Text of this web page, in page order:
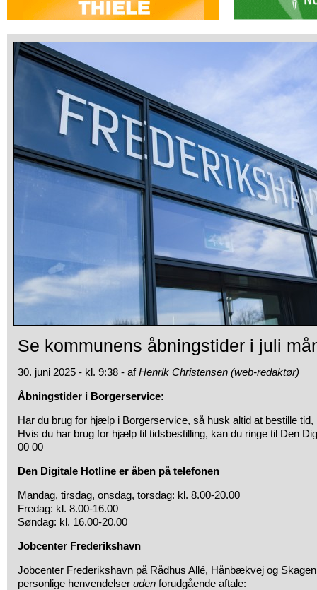
Se kommunens åbningstider i juli
30. juni 2025 - kl. 9:38 - afHenrik Christensen (web-redaktør)
Åbningstider i Borgerservice:
Har du brug for hjælp i Borgerservice, så husk altid at bestille tid,
Hvis du har brug for hjælp til tidsbestilling, kan du ringe til Den
00 00
Den Digitale Hotline er åben på telefonen
Mandag, tirsdag, onsdag, torsdag: kl. 8.00-20.00
Fredag: kl. 8.00-16.00
Søndag: kl. 16.00-20.00
Jobcenter Frederikshavn
Jobcenter Frederikshavn på Rådhus Allé, Hånbækvej og
personlige henvendelser uden forudgående aftale: